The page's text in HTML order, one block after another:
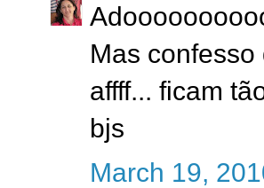
Mas
affff... ficam
bjs
March 19,